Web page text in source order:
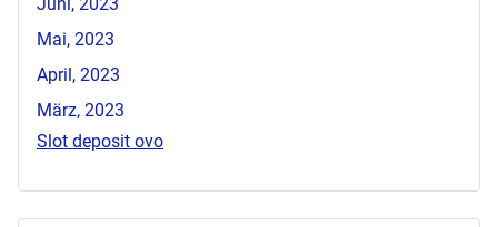
Mai, 2023
April, 2023
März, 2023
Slot deposit ovo